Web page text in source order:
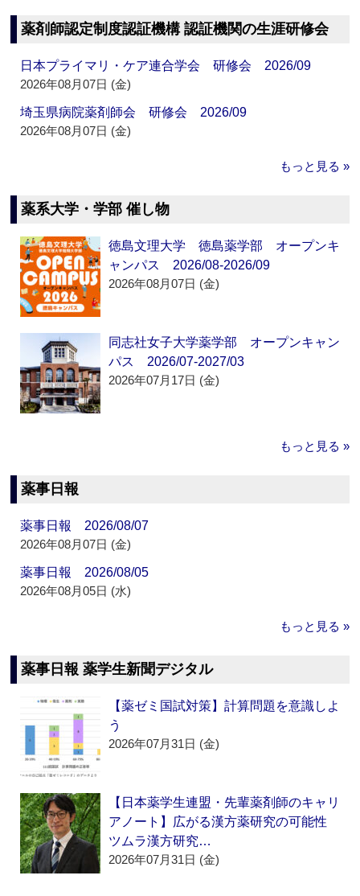
薬剤師認定制度認証機構 認証機関の生涯研修会
日本プライマリ・ケア連合学会 研修会 2026/09
2026年08月07日 (金)
埼玉県病院薬剤師会 研修会 2026/09
2026年08月07日 (金)
もっと見る »
薬系大学・学部 催し物
徳島文理大学 徳島薬学部 オープンキ
ャンパス 2026/08-2026/09
2026年08月07日 (金)
同志社女子大学薬学部 オープンキャン
パス 2026/07-2027/03
2026年07月17日 (金)
もっと見る »
薬事日報
薬事日報 2026/08/07
2026年08月07日 (金)
薬事日報 2026/08/05
2026年08月05日 (水)
もっと見る »
薬事日報 薬学生新聞デジタル
【薬ゼミ国試対策】計算問題を意識しよ
う
2026年07月31日 (金)
【日本薬学生連盟・先輩薬剤師のキャリ
アノート】広がる漢方薬研究の可能性
ツムラ漢方研究…
2026年07月31日 (金)